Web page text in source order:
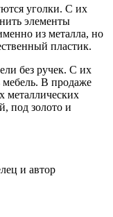
уголки. С их
элементы
из металла, но
пластик.
без ручек. С их
В продаже
металлических
под золото и
и автор